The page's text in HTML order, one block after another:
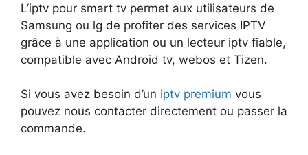
L’iptv pour smart tv permet aux utilisateurs de
Samsung ou lg de profiter des services IPTV
grâce à une application ou un lecteur iptv fiable,
compatible avec Android tv, webos et Tizen.
Si vous avez besoin d’un iptv premium vous
pouvez nous contacter directement ou passer la
commande.